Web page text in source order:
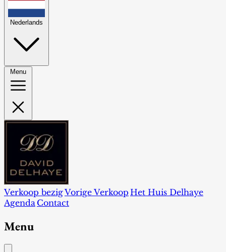
Nederlands
Menu
Verkoop bezigVorige Verkoop Het Huis Delhaye
Agenda Contact
Menu